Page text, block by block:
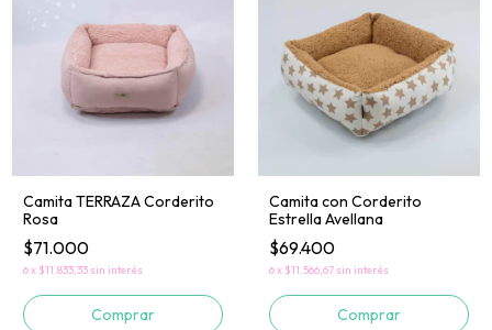
Camita TERRAZA Corderito
Rosa
$71.000
6x $11.833,33 sin interés
Comprar
Camita con Corderito
Estrella Avellana
$69.400
6x $11.566,67 sin interés
Comprar